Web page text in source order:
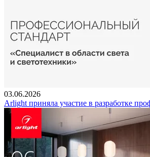
03.06.2026
Arlight приняла участие в разработке